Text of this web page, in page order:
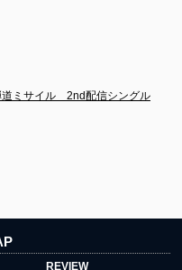
道ミサイル　2nd配信シングル
REVIEW